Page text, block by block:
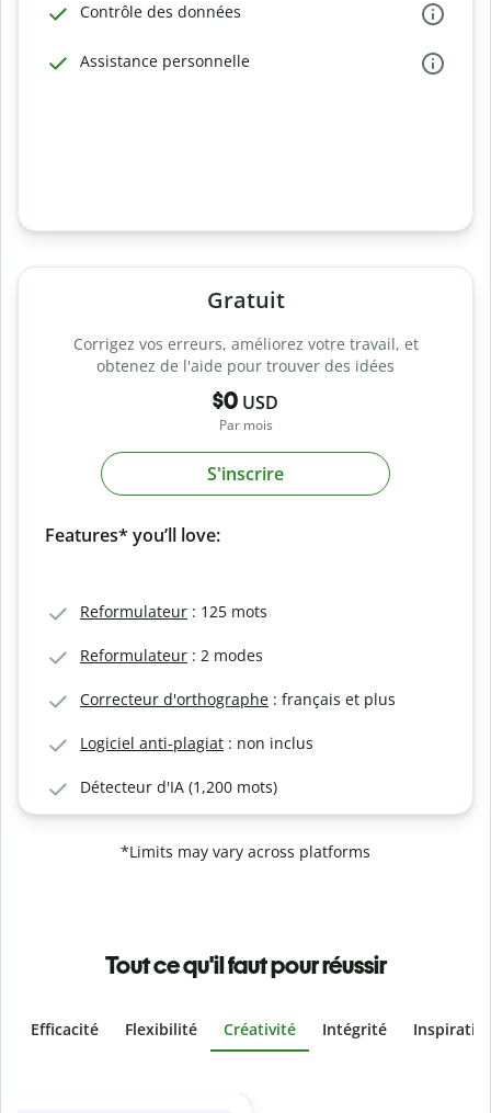
Contrôle des données
Assistance personnelle
Gratuit
Corrigez vos erreurs, améliorez votre travail, et
obtenez de l'aide pour trouver des idées
$0 USD
Par mois
S'inscrire
Features* you’ll love:
Reformulateur : 125 mots
Reformulateur : 2 modes
Correcteur d'orthographe : français et plus
Logiciel anti-plagiat : non inclus
Détecteur d'IA (1,200 mots)
*Limits may vary across platforms
Tout ce qu'il faut pour réussir
Efficacité Flexibilité Créativité Intégrité